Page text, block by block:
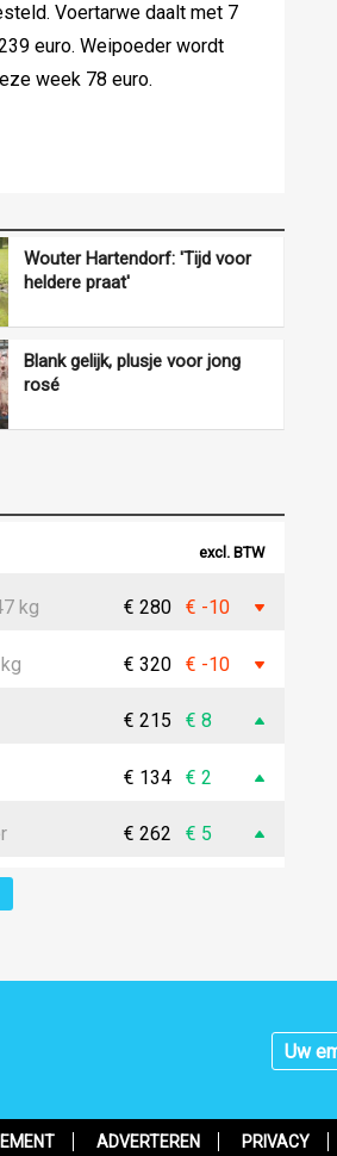
Voertarwe daalt met 7
euro. Weipoeder wordt
week 78 euro.
Wouter Hartendorf: 'Tijd voor
heldere praat'
Blank gelijk, plusje voor jong
rosé
excl. BTW
kg € 280 € -10
€ 320 € -10
€ 215 € 8
€ 134 € 2
€ 262 € 5
ADVERTEREN PRIVACY